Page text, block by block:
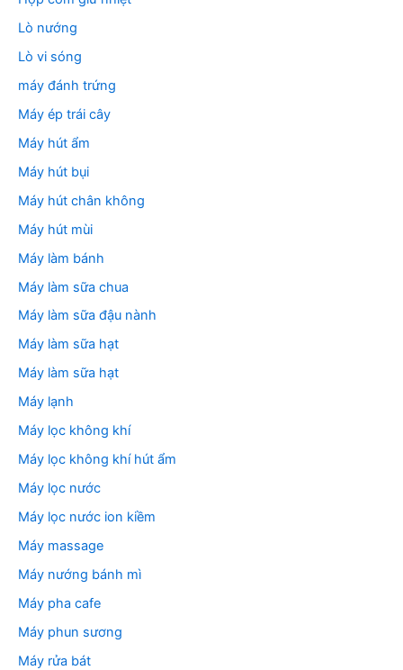
Lò nướng
Lò vi sóng
máy đánh trứng
Máy ép trái cây
Máy hút ẩm
Máy hút bụi
Máy hút chân không
Máy hút mùi
Máy làm bánh
Máy làm sữa chua
Máy làm sữa đậu nành
Máy làm sữa hạt
Máy làm sữa hạt
Máy lạnh
Máy lọc không khí
Máy lọc không khí hút ẩm
Máy lọc nước
Máy lọc nước ion kiềm
Máy massage
Máy nướng bánh mì
Máy pha cafe
Máy phun sương
Máy rửa bát